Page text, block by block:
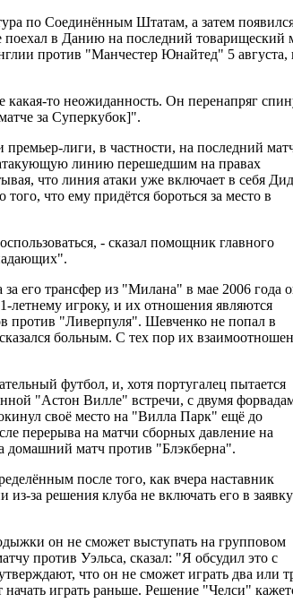
по Соединённым Штатам, а затем
в Данию на последний товарищеский
против "Манчестер Юнайтед" 5 августа,
то неожиданность. Он перенапряг
за Суперкубок]".
лиги, в частности, на последний
линию перешедшим на правах
что линия атаки уже включает в себя
что ему придётся бороться за место в
- сказал помощник главного
его трансфер из "Милана" в мае 2006 года
летнему игроку, и их отношения являются
против "Ливерпуля". Шевченко не попал в
больным. С тех пор их
футбол, и, хотя португалец пытается
"Астон Вилле" встречи, с двумя
своё место на "Вилла Парк" ещё до
перерыва на матчи сборных давление на
домашний матч против "Блэкберна".
после того, как вчера наставник
за решения клуба не включать его в
он не сможет выступать на групповом
против Уэльса, сказал: "Я обсудил это с
что он не сможет играть два или
играть раньше. Решение "Челси"